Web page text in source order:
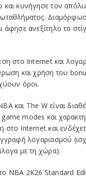
και κυνήγησε τον
άφησε ανεξίτηλο το
στο Internet και
και χρήση του
όροι.
και The W είναι
modes και
στο Internet και
λογαριασμού
με τη χώρα).
NBA 2K26 Standard